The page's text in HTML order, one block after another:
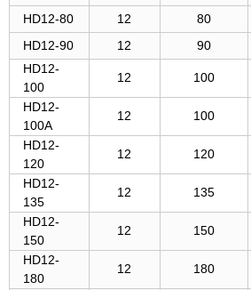
HD12-80
12 80
HD12-90
12 90
HD12-
100
12 100
HD12-
100A
12 100
HD12-
120
12 120
HD12-
135
12 135
HD12-
150
12 150
HD12-
180
12 180